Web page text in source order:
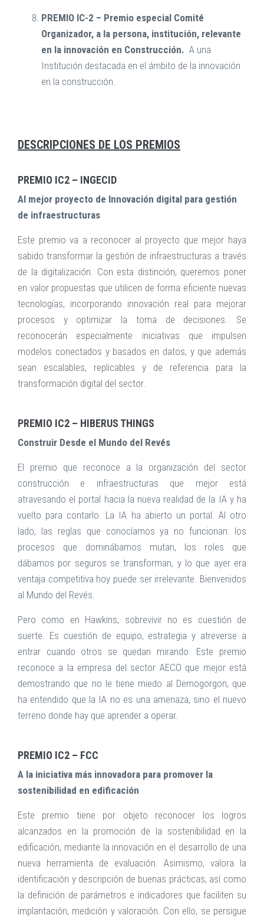
PREMIO IC-2 – Premio especial Comité
Organizador, a la persona, institución, relevante
en la innovación en Construcción. A una
Institución destacada en el ámbito de la innovación
en la construcción.
DESCRIPCIONES DE LOS PREMIOS
PREMIO IC2 – INGECID
Al mejor proyecto de Innovación digital para gestión
de infraestructuras
Este premio va a reconocer al proyecto que mejor haya
sabido transformar la gestión de infraestructuras a través
de la digitalización. Con esta distinción, queremos poner
en valor propuestas que utilicen de forma eficiente nuevas
tecnologías, incorporando innovación real para mejorar
procesos y optimizar la toma de decisiones. Se
reconocerán especialmente iniciativas que impulsen
modelos conectados y basados en datos, y que además
sean escalables, replicables y de referencia para la
transformación digital del sector.
PREMIO IC2 – HIBERUS THINGS
Construir Desde el Mundo del Revés
El premio que reconoce a la organización del sector
construcción e infraestructuras que mejor está
atravesando el portal hacia la nueva realidad de la IA y ha
vuelto para contarlo. La IA ha abierto un portal. Al otro
lado, las reglas que conocíamos ya no funcionan: los
procesos que dominábamos mutan, los roles que
dábamos por seguros se transforman, y lo que ayer era
ventaja competitiva hoy puede ser irrelevante. Bienvenidos
al Mundo del Revés.
Pero como en Hawkins, sobrevivir no es cuestión de
suerte. Es cuestión de equipo, estrategia y atreverse a
entrar cuando otros se quedan mirando. Este premio
reconoce a la empresa del sector AECO que mejor está
demostrando que no le tiene miedo al Demogorgon, que
ha entendido que la IA no es una amenaza, sino el nuevo
terreno donde hay que aprender a operar.
PREMIO IC2 – FCC
A la iniciativa más innovadora para promover la
sostenibilidad en edificación
Este premio tiene por objeto reconocer los logros
alcanzados en la promoción de la sostenibilidad en la
edificación, mediante la innovación en el desarrollo de una
nueva herramienta de evaluación. Asimismo, valora la
identificación y descripción de buenas prácticas, así como
la definición de parámetros e indicadores que faciliten su
implantación, medición y valoración. Con ello, se persigue